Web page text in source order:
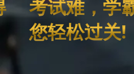
考试难，学
您轻松过关!